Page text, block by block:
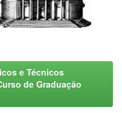
e Técnicos
de Graduação